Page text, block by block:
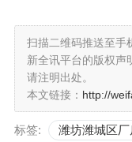
扫描二维码推送至手
新全讯平台的版权声
请注明出处。
本文链接： http://
标签: 潍坊潍城区厂